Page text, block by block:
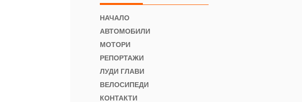
НАЧАЛО
АВТОМОБИЛИ
МОТОРИ
РЕПОРТАЖИ
ЛУДИ ГЛАВИ
ВЕЛОСИПЕДИ
КОНТАКТИ